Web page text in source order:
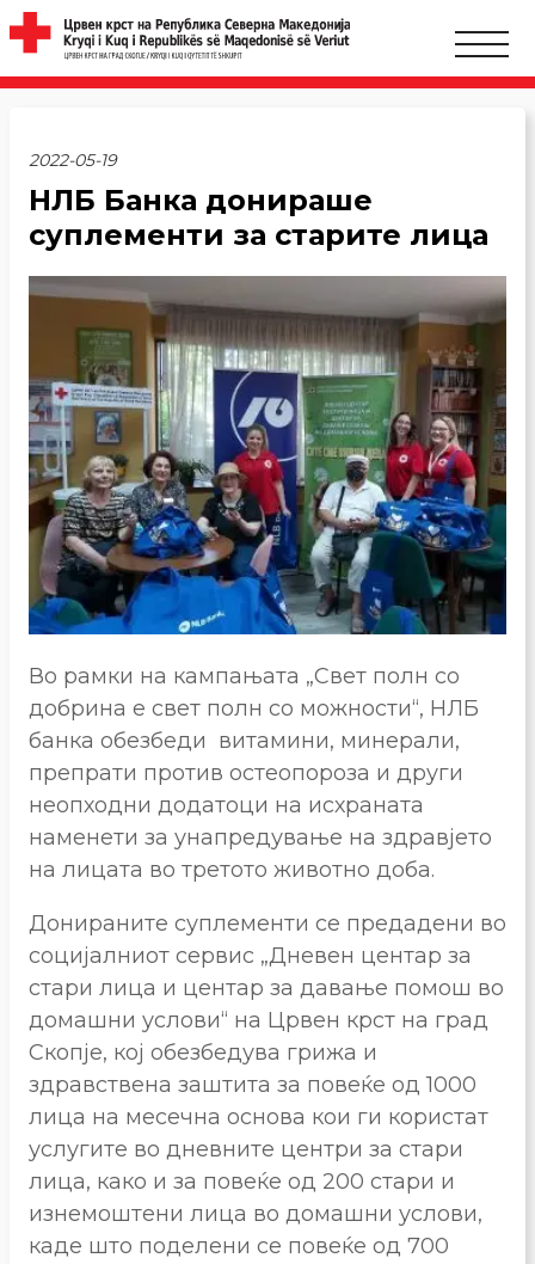
2022-05-19
НЛБ Банка донираше
суплементи за старите лица
Во рамки на кампањата „Свет полн со
добрина е свет полн со можности“, НЛБ
банка обезбеди витамини, минерали,
препрати против остеопороза и други
неопходни додатоци на исхраната
наменети за унапредување на здравјето
на лицата во третото животно доба.
Донираните суплементи се предадени во
социјалниот сервис „Дневен центар за
стари лица и центар за давање помош во
домашни услови“ на Црвен крст на град
Скопје, кој обезбедува грижа и
здравствена заштита за повеќе од 1000
лица на месечна основа кои ги користат
услугите во дневните центри за стари
лица, како и за повеќе од 200 стари и
изнемоштени лица во домашни услови,
каде што поделени се повеќе од 700